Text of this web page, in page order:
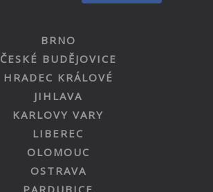
BRNO
ČESKÉ BUDĚJOVICE
HRADEC KRÁLOVÉ
JIHLAVA
KARLOVY VARY
LIBEREC
OLOMOUC
OSTRAVA